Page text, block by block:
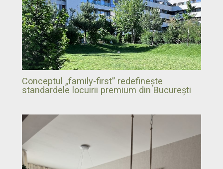
Conceptul „family-first” redefinește
standardele locuirii premium din București